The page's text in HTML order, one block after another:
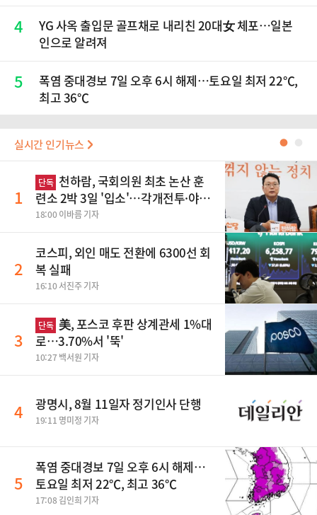
4
YG 사옥 출입문 골프채로 내리친 20대女 체포…일본
인으로 알려져
5
폭염 중대경보 7일 오후 6시 해제…토요일 최저 22℃,
최고 36℃
실시간 인기뉴스 ●
1
단독 천하람, 국회의원 최초 논산 훈
련소 2박 3일 '입소'…각개전투·야간
행군 한다
18:00 이바름 기자
2
코스피, 외인 매도 전환에 6300선 회
복 실패
16:10 서진주 기자
3
단독 美, 포스코 후판 상계관세 1%대
로…3.70%서 '뚝'
10:27 백서원 기자
4 광명시, 8월 11일자 정기인사 단행
19:11 명미정 기자
5
폭염 중대경보 7일 오후 6시 해제…
토요일 최저 22℃, 최고 36℃
17:08 김인희 기자